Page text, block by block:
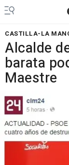
CASTILLA-LA
Alcalde
barata
Maestre